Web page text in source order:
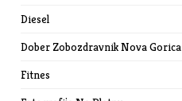
Diesel
Dober Zobozdravnik Nova Gorica
Fitnes